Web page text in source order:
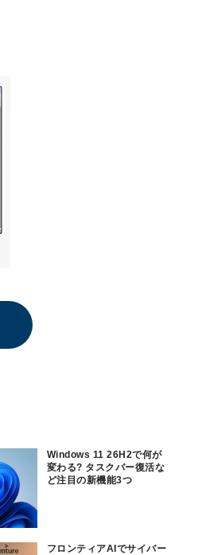
Windows 11 26H2で何が
変わる? タスクバー復活な
ど注目の新機能3つ
フロンティアAIでサイバー